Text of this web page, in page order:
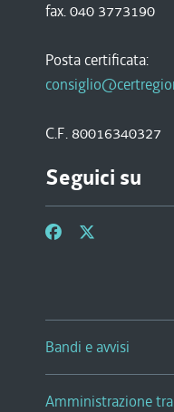
fax. 040 3773190
Posta certificata:
C.F. 80016340327
Seguici su
Bandi e avvisi
Amministrazione